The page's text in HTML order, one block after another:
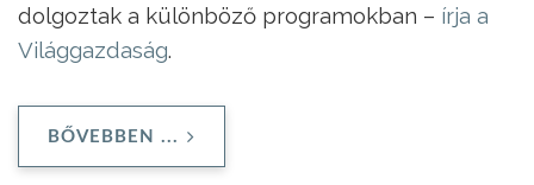
dolgoztak a különböző programokban – írja a
Világgazdaság.
BŐVEBBEN ...